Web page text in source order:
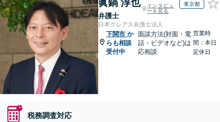
眞鍋 淳也
弁護士
インタビュ
ーを見る
東京都
日本クレアス弁護士法人
下関市 か
らも相談
受付中
面談方法(対面・電
話・ビデオなど)は
応相談
営業時
間：本日
定休日
税務調査対応